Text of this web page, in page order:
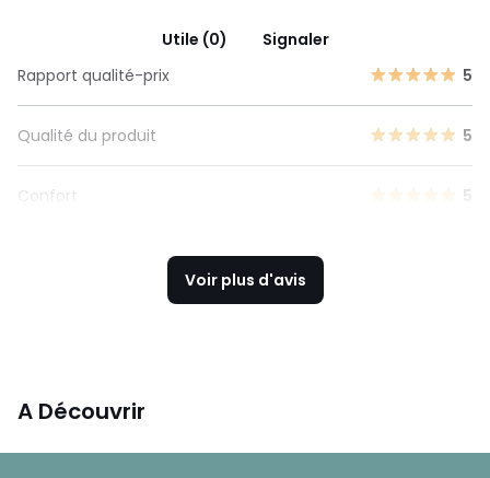
Utile (0)
Signaler
Rapport qualité-prix
5
Qualité du produit 5
Confort 5
Voir plus d'avis
A Découvrir